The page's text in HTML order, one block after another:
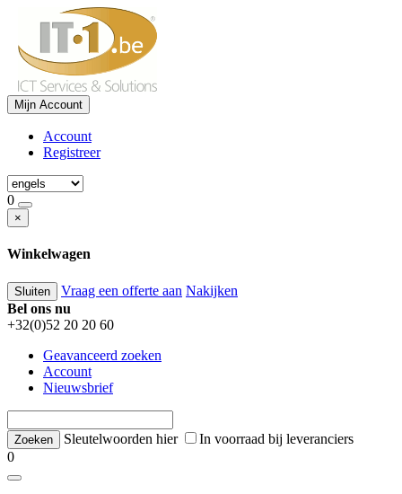
Mijn Account
Account
Registreer
0
×
Winkelwagen
Sluiten Vraag een offerte aan Nakijken
Bel ons nu
+32(0)52 20 20 60
Geavanceerd zoeken
Account
Nieuwsbrief
Sleutelwoorden hier
In voorraad bij leveranciers
0